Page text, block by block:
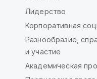
Лидерство
Корпоративная
Разнообразие,
и участие
Академическая